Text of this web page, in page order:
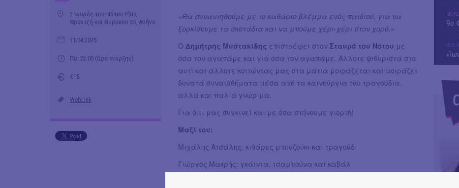
Σταυρός του Νότου Plus,
Φραντζή και Θαρύπου 35, Αθήνα
11.04.2025
Πα: 22.00 (Ώρα έναρξης)
€15
WebLink
«Θα συναντηθούμε με το καθάριο βλέμμα ενός παιδιού, για να
ξορκίσουμε τα σκοτάδια και να μπούμε χέρι-χέρι στον χορό.»
Ο Δημήτρης Μυστακίδης επιστρέφει στον Σταυρό του Νότου με
όσα τον αγαπάμε και για όσα τον αγαπάμε. Άλλοτε ψιθυριστά στο
αυτί και άλλοτε κοιτώντας μας στα μάτια μοιράζεται και μοιράζει
δυνατά συναισθήματα μέσα από τα καινούργια του τραγούδια,
αλλά και παλιά γνώριμα.
Για ό,τι μας συγκινεί και με όσα στήνουμε γιορτή!
Μαζί του:
Μιχάλης Ατσάλης: κιθάρες μπουζούκι και τραγούδι
Γιώργος Μακρής: γκάιντα, τσαμπούνα και καβάλ
9o